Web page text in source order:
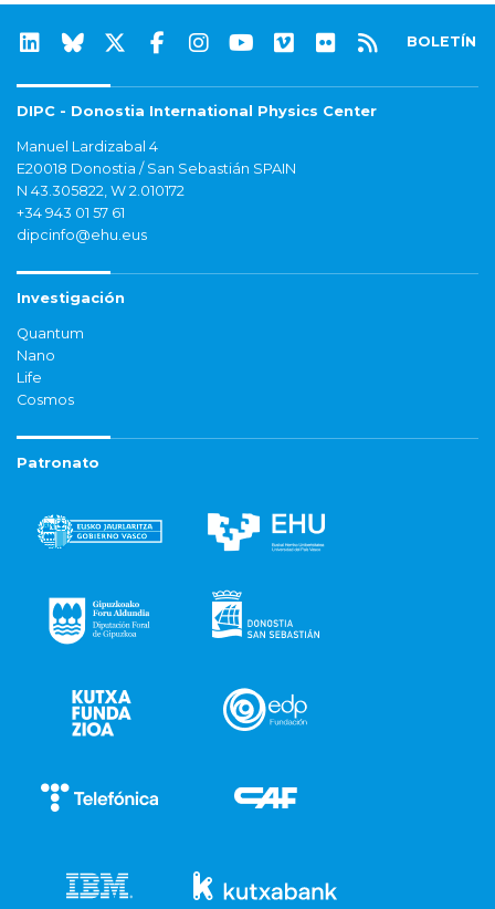
BOLETÍN
DIPC - Donostia International Physics Center
Manuel Lardizabal 4
E20018 Donostia / San Sebastián SPAIN
N 43.305822, W 2.010172
+34 943 01 57 61
dipcinfo@ehu.eus
Investigación
Quantum
Nano
Life
Cosmos
Patronato